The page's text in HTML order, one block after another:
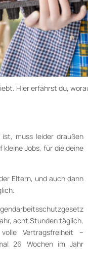
Hier erfährst du,
muss leider draußen
Jobs, für die deine
Eltern, und auch dann
acht Stunden täglich,
Vertragsfreiheit –
26 Wochen im Jahr